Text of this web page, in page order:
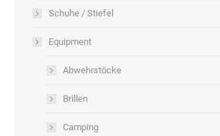
Schuhe / Stiefel
Equipment
Abwehrstöcke
Brillen
Camping